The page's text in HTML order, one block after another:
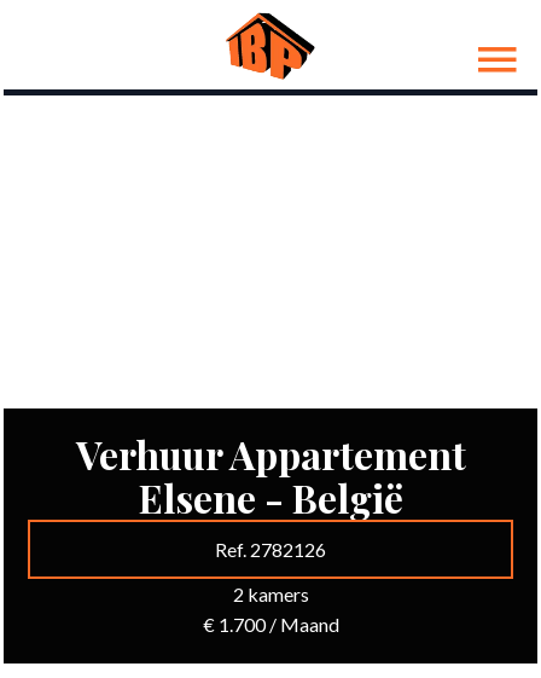
Verhuur Appartement
Elsene - België
Ref. 2782126
2 kamers
€ 1.700 / Maand